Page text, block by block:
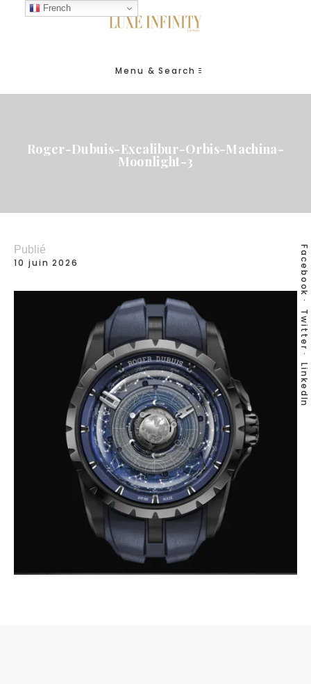
Menu & Search
Roger-Dubuis-Excalibur-Orbis-Machina-
Moonlight-3
Facebook
Twitter
LinkedIn
Publié
10 juin 2026
French